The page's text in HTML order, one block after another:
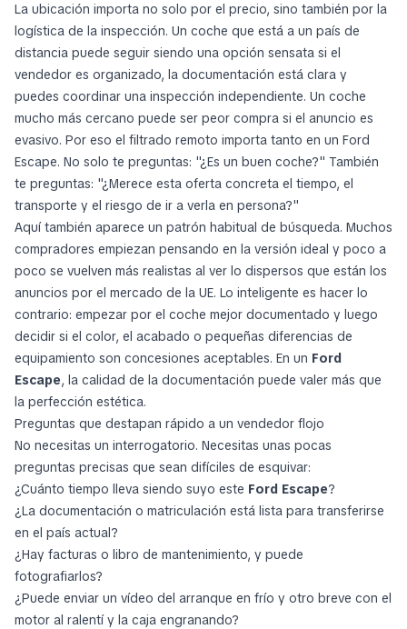
La ubicación importa no solo por el precio, sino también por la
logística de la inspección. Un coche que está a un país de
distancia puede seguir siendo una opción sensata si el
vendedor es organizado, la documentación está clara y
puedes coordinar una inspección independiente. Un coche
mucho más cercano puede ser peor compra si el anuncio es
evasivo. Por eso el filtrado remoto importa tanto en un Ford
Escape. No solo te preguntas: "¿Es un buen coche?" También
te preguntas: "¿Merece esta oferta concreta el tiempo, el
transporte y el riesgo de ir a verla en persona?"
Aquí también aparece un patrón habitual de búsqueda. Muchos
compradores empiezan pensando en la versión ideal y poco a
poco se vuelven más realistas al ver lo dispersos que están los
anuncios por el mercado de la UE. Lo inteligente es hacer lo
contrario: empezar por el coche mejor documentado y luego
decidir si el color, el acabado o pequeñas diferencias de
equipamiento son concesiones aceptables. En un Ford
Escape, la calidad de la documentación puede valer más que
la perfección estética.
Preguntas que destapan rápido a un vendedor flojo
No necesitas un interrogatorio. Necesitas unas pocas
preguntas precisas que sean difíciles de esquivar:
¿Cuánto tiempo lleva siendo suyo este Ford Escape?
¿La documentación o matriculación está lista para transferirse
en el país actual?
¿Hay facturas o libro de mantenimiento, y puede
fotografiarlos?
¿Puede enviar un vídeo del arranque en frío y otro breve con el
motor al ralentí y la caja engranando?